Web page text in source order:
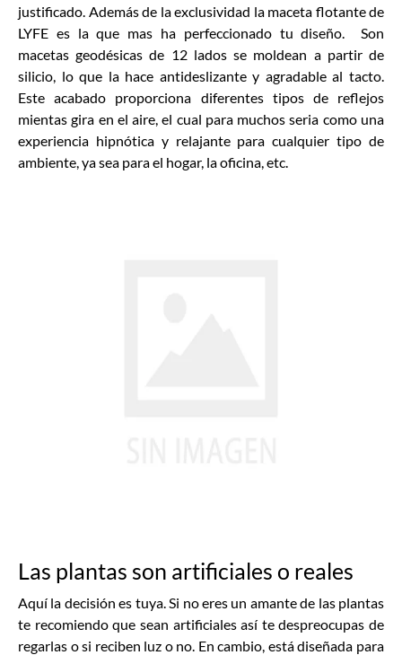
justificado. Además de la exclusividad la maceta flotante de
LYFE es la que mas ha perfeccionado tu diseño. Son
macetas geodésicas de 12 lados se moldean a partir de
silicio, lo que la hace antideslizante y agradable al tacto.
Este acabado proporciona diferentes tipos de reflejos
mientas gira en el aire, el cual para muchos seria como una
experiencia hipnótica y relajante para cualquier tipo de
ambiente, ya sea para el hogar, la oficina, etc.
Las plantas son artificiales o reales
Aquí la decisión es tuya. Si no eres un amante de las plantas
te recomiendo que sean artificiales así te despreocupas de
regarlas o si reciben luz o no. En cambio, está diseñada para